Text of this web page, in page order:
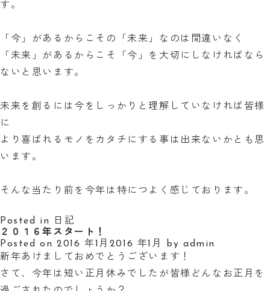
す。
「今」があるからこその「未来」なのは間違いなく
「未来」があるからこそ「今」を大切にしなければなら
ないと思います。
未来を創るには今をしっかりと理解していなければ皆様
に
より喜ばれるモノをカタチにする事は出来ないかとも思
います。
そんな当たり前を今年は特につよく感じております。
Posted in
日記
２０１６年スタート！
Posted on 2016 年1月 2016 年1月 byadmin
新年あけましておめでとうございます！
さて、今年は短い正月休みでしたが皆様どんなお正月を